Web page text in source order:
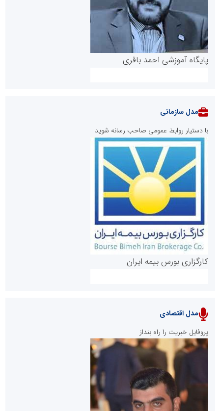
پایگاه آموزشی احمد باقری
روابط عمومی خبرگزاری گزارش خبر
پایگاه خبری نهضت ملی مسکن
مدل سازمانی
با دستیار روابط عمومی صاحب رسانه شوید
کارگزاری بورس بیمه ایران
سازمان بورس و اوراق بهادار
مرجع اخبار موثق در بازارسرمایه
مدل اقتصادی
پروفایل خبریت را راه بنداز